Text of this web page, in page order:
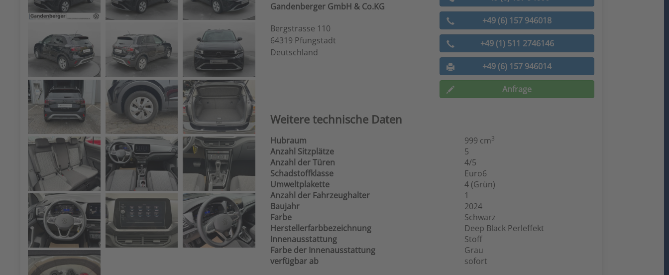
Gandenberger GmbH & Co.KG
Bergstrasse 110
64319 Pfungstadt
Deutschland
+49 (6) 157 946018
+49 (1) 511 2746146
+49 (6) 157 946014
Anfrage
Weitere technische Daten
Hubraum 999 cm3
Anzahl Sitzplätze
5
Anzahl der Türen
4/5
Schadstoffklasse
Euro6
Umweltplakette
4 (Grün)
Anzahl der Fahrzeughalter
1
Baujahr
2024
Farbe
Schwarz
Herstellerfarbbezeichnung
Deep Black Perleffekt
Innenausstattung
Stoff
Farbe der Innenausstattung
Grau
verfügbar ab
sofort